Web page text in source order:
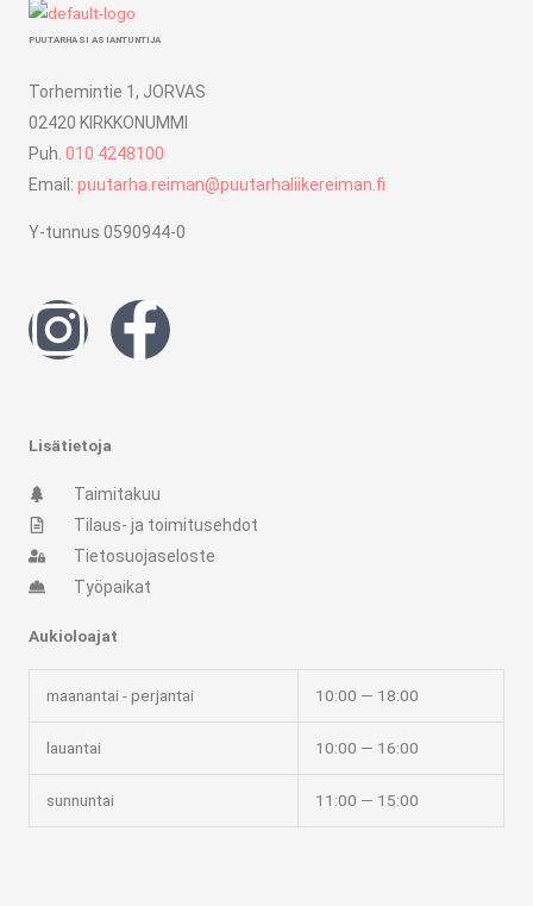
PUUTARHASI ASIANTUNTIJA
Torhemintie 1, JORVAS
02420 KIRKKONUMMI
Puh. 010 4248100
Email: puutarha.reiman@puutarhaliikereiman.fi
Y-tunnus 0590944-0
I
n
s
t
a
g
r
a
m
F
a
e
b
o
o
k
-
Lisätietoja
Taimitakuu
Tilaus- ja toimitusehdot
Tietosuojaseloste
Työpaikat
Aukioloajat
maanantai - perjantai 10:00 — 18:00
lauantai 10:00 — 16:00
sunnuntai 11:00 — 15:00